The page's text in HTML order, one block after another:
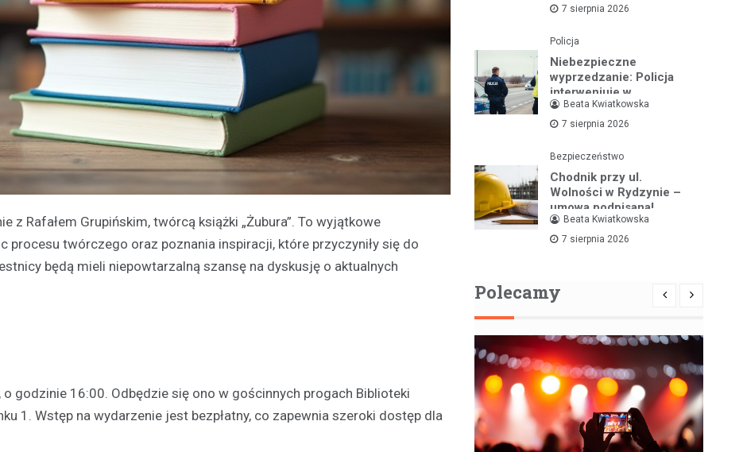
z Rafałem Grupińskim, twórcą książki „Żubura”. To wyjątkowe
procesu twórczego oraz poznania inspiracji, które przyczyniły się do
będą mieli niepowtarzalną szansę na dyskusję o aktualnych
godzinie 16:00. Odbędzie się ono w gościnnych progach Biblioteki
1. Wstęp na wydarzenie jest bezpłatny, co zapewnia szeroki dostęp dla
7 sierpnia 2026
Policja
Niebezpieczne
wyprzedzanie: Policja
interweniuje w
dramatycznej sytuacji na
drodze
Beata Kwiatkowska
7 sierpnia 2026
Bezpieczeństwo
Chodnik przy ul.
Wolności w Rydzynie –
umowa podpisana!
Beata Kwiatkowska
7 sierpnia 2026
Polecamy